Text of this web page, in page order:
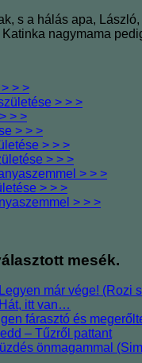
s a hálás apa,
nagymama
> >
> > >
> >
> > >
> > >
> > >
> > >
> > >
> > >
mesék.
már vége! (Rozi
itt van…
fárasztó és
‒ Tűzről pattant
önmagammal